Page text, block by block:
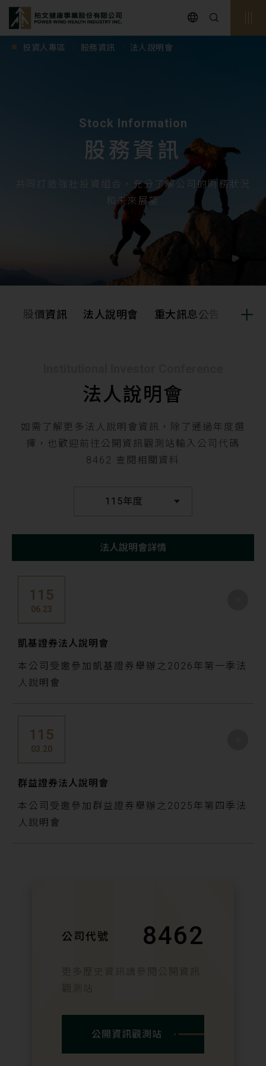
Stock Information
股務資訊
共同打造強壯投資組合，充分了解公司的財務狀況
和未來展望
投資人專區 股務資訊 法人說明會
股價資訊 法人說明會 重大訊息公告
股東會資訊 股利資訊
股價資訊 法人說明會
法人說明會
如需了解更多法人說明會資訊，除了通過年度選
擇，也歡迎前往公開資訊觀測站輸入公司代碼
8462 查閱相關資料
115年度
114年度
法人說明會詳情
115
06.23
凱基證券法人說明會
本公司受邀參加凱基證券舉辦之2026年第一季法
人說明會
14:00
會議地點
台北市中正區重慶南路一段2號12樓
會議類別
受邀參加
115
03.20
群益證券法人說明會
本公司受邀參加群益證券舉辦之2025年第四季法
人說明會
1401會議室
受邀參加
公開資訊觀測站「法人說明會」
中文檔案
公司代號 8462
更多歷史資訊請參閱公開資訊
觀測站
公開資訊觀測站